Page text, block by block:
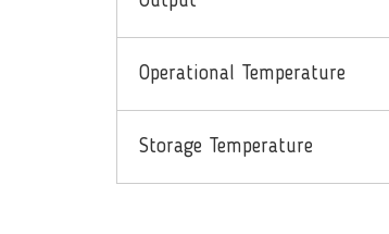
Operational Temperature
Storage Temperature